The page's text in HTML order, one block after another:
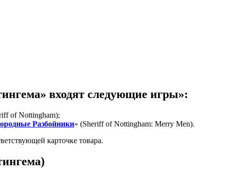
входят следующие игры»:
of Nottingham);
Разбойники» (Sheriff of Nottingham: Merry Men).
карточке товара.